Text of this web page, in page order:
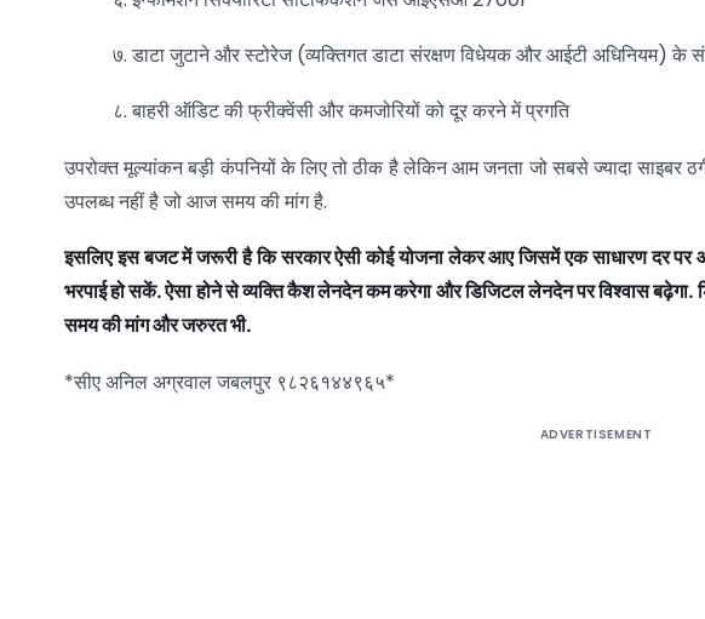
७. डाटा जुटाने और स्टोरेज (व्यक्तिगत डाटा संरक्षण विधेयक और आईटी अधिनियम) के
८. बाहरी ऑडिट की फ्रीक्वेंसी और कमजोरियों को दूर करने में प्रगति
उपरोक्त मूल्यांकन बड़ी कंपनियों के लिए तो ठीक है लेकिन आम जनता जो सबसे ज्यादा साइबर
उपलब्ध नहीं है जो आज समय की मांग है.
इसलिए इस बजट में जरूरी है कि सरकार ऐसी कोई योजना लेकर आए जिसमें एक साधारण दर
भरपाई हो सकें. ऐसा होने से व्यक्ति कैश लेनदेन कम करेगा और डिजिटल लेनदेन पर विश्वास बढ़ेगा.
समय की मांग और जरुरत भी.
*सीए अनिल अग्रवाल जबलपुर ९८२६१४४९६५*
ADVERTISEMENT